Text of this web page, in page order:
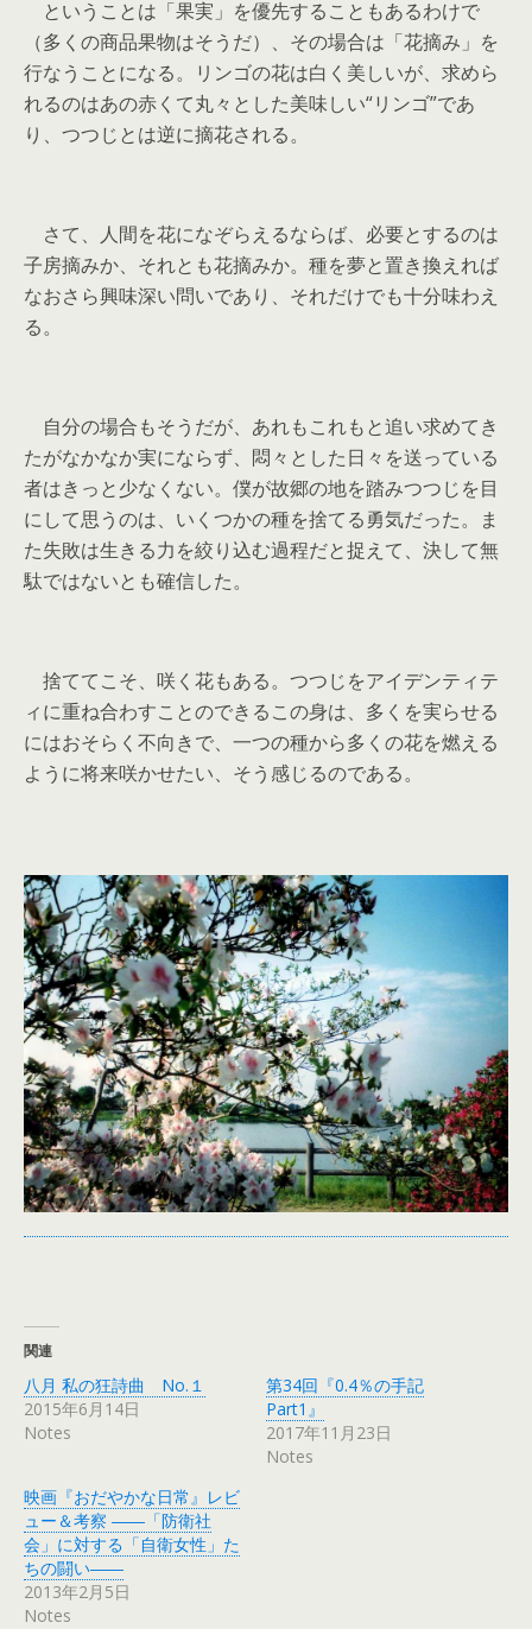
ということは「果実」を優先することもあるわけで
（多くの商品果物はそうだ）、その場合は「花摘み」を
行なうことになる。リンゴの花は白く美しいが、求めら
れるのはあの赤くて丸々とした美味しい“リンゴ”であ
り、つつじとは逆に摘花される。
さて、人間を花になぞらえるならば、必要とするのは
子房摘みか、それとも花摘みか。種を夢と置き換えれば
なおさら興味深い問いであり、それだけでも十分味わえ
る。
自分の場合もそうだが、あれもこれもと追い求めてき
たがなかなか実にならず、悶々とした日々を送っている
者はきっと少なくない。僕が故郷の地を踏みつつじを目
にして思うのは、いくつかの種を捨てる勇気だった。ま
た失敗は生きる力を絞り込む過程だと捉えて、決して無
駄ではないとも確信した。
捨ててこそ、咲く花もある。つつじをアイデンティテ
ィに重ね合わすことのできるこの身は、多くを実らせる
にはおそらく不向きで、一つの種から多くの花を燃える
ように将来咲かせたい、そう感じるのである。
関連
八月 私の狂詩曲 No.１
2015年6月14日
Notes
第34回『0.4％の手記
Part1』
2017年11月23日
Notes
映画『おだやかな日常』レビ
ュー＆考察 ――「防衛社
会」に対する「自衛女性」た
ちの闘い――
2013年2月5日
Notes